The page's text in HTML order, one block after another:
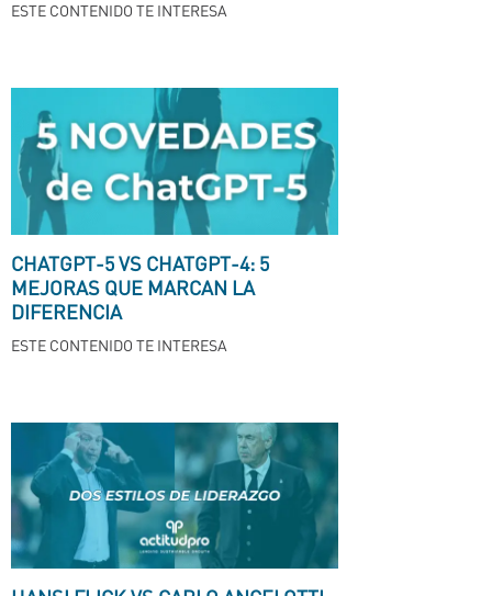
ESTE CONTENIDO TE INTERESA
CHATGPT-5 VS CHATGPT-4: 5
MEJORAS QUE MARCAN LA
DIFERENCIA
ESTE CONTENIDO TE INTERESA